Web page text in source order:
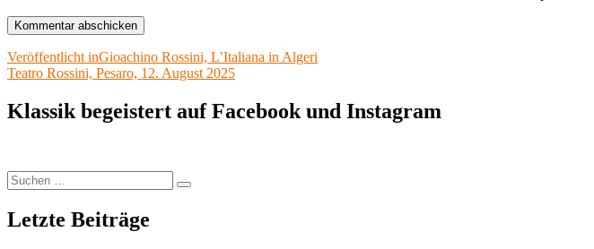
Beitragsnavigation
Veröffentlicht inGioachino Rossini, L’Italiana in Algeri
Teatro Rossini, Pesaro, 12. August 2025
Klassik begeistert auf Facebook und Instagram
Suchen
nach:
Suchen
Letzte Beiträge